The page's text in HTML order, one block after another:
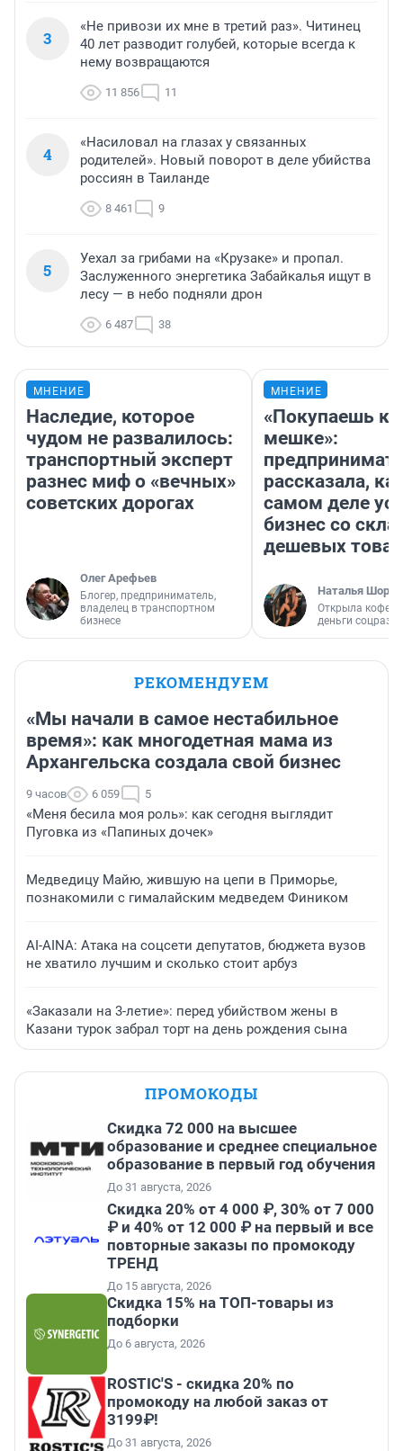
3
«Не привози их мне в третий раз». Читинец
40 лет разводит голубей, которые всегда к
нему возвращаются
11 856 11
4
«Насиловал на глазах у связанных
родителей». Новый поворот в деле убийства
россиян в Таиланде
8 461 9
5
Уехал за грибами на «Крузаке» и пропал.
Заслуженного энергетика Забайкалья ищут в
лесу — в небо подняли дрон
6 487 38
МНЕНИЕ
Наследие, которое
чудом не развалилось:
транспортный эксперт
разнес миф о «вечных»
советских дорогах
Олег Арефьев
Блогер, предприниматель,
владелец в транспортном
бизнесе
МНЕНИЕ
«Покупаешь
мешке»:
рассказала,
самом деле
бизнес со
дешевых
Наталья
Открыла
деньги
РЕКОМЕНДУЕМ
«Мы начали в самое нестабильное
время»: как многодетная мама из
Архангельска создала свой бизнес
9 часов 6 059 5
«Меня бесила моя роль»: как сегодня выглядит
Пуговка из «Папиных дочек»
Медведицу Майю, жившую на цепи в Приморье,
познакомили с гималайским медведем Фиником
AI-AINA: Атака на соцсети депутатов, бюджета вузов
не хватило лучшим и сколько стоит арбуз
«Заказали на 3-летие»: перед убийством жены в
Казани турок забрал торт на день рождения сына
ПРОМОКОДЫ
Скидка 72 000 на высшее
образование и среднее специальное
образование в первый год обучения
До 31 августа, 2026
Скидка 20% от 4 000 ₽, 30% от 7 000
₽ и 40% от 12 000 ₽ на первый и все
повторные заказы по промокоду
ТРЕНД
До 15 августа, 2026
Скидка 15% на ТОП-товары из
подборки
До 6 августа, 2026
ROSTIC'S - скидка 20% по
промокоду на любой заказ от
3199₽!
До 31 августа, 2026